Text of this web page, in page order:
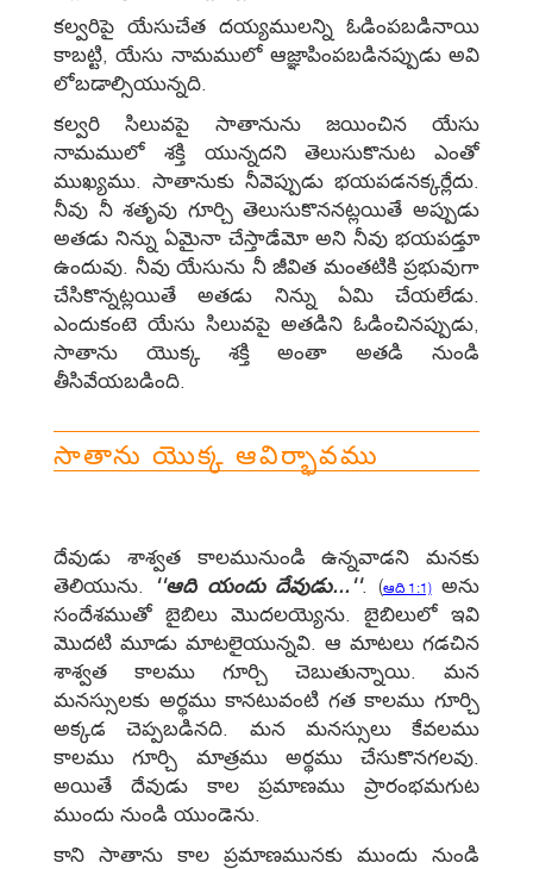
కల్వరిపై యేసుచేత దయ్యములన్ని ఓడింపబడినాయి
కాబట్టి, యేసు నామములో ఆజ్ఞాపింపబడినప్పుడు అవి
లోబడాల్సియున్నది.
కల్వరి సిలువపై సాతానును జయించిన యేసు
నామములో శక్తి యున్నదని తెలుసుకొనుట ఎంతో
ముఖ్యము. సాతానుకు నీవెప్పుడు భయపడనక్కర్లేదు.
నీవు నీ శతృవు గూర్చి తెలుసుకొననట్లయితే అప్పుడు
అతడు నిన్ను ఏమైనా చేస్తాడేమో అని నీవు భయపడ్తూ
ఉందువు. నీవు యేసును నీ జీవిత మంతటికి ప్రభువుగా
చేసికొన్నట్లయితే అతడు నిన్ను ఏమి చేయలేడు.
ఎందుకంటె యేసు సిలువపై అతడిని ఓడించినప్పుడు,
సాతాను యొక్క శక్తి అంతా అతడి నుండి
తీసివేయబడింది.
సాతాను యొక్క ఆవిర్భావము
దేవుడు శాశ్వత కాలమునుండి ఉన్నవాడని మనకు
తెలియును.
''ఆది యందు దేవుడు...''. (ఆది 1:1)అను
సందేశముతో బైబిలు మొదలయ్యెను. బైబిలులో ఇవి
మొదటి మూడు మాటలైయున్నవి. ఆ మాటలు గడచిన
శాశ్వత కాలము గూర్చి చెబుతున్నాయి. మన
మనస్సులకు అర్థము కానటువంటి గత కాలము గూర్చి
అక్కడ చెప్పబడినది. మన మనస్సులు కేవలము
కాలము గూర్చి మాత్రము అర్థము చేసుకొనగలవు.
అయితే దేవుడు కాల ప్రమాణము ప్రారంభమగుట
ముందు నుండి యుండెను.
కాని సాతాను కాల ప్రమాణమునకు ముందు నుండి